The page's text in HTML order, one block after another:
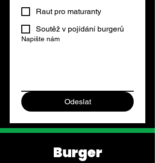
Raut pro maturanty
Soutěž v pojídání burgerů
Napište nám
Odeslat
Burger